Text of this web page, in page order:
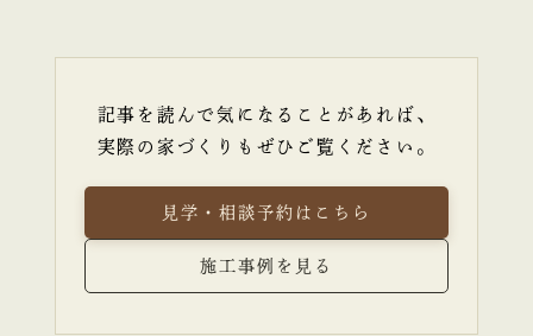
記事を読んで気になることがあれば、
実際の家づくりもぜひご覧ください。
見学・相談予約はこちら
施工事例を見る